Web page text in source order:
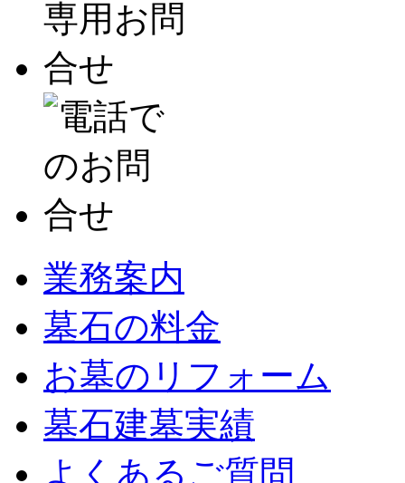
業務案内
墓石の料金
お墓のリフォーム
墓石建墓実績
よくあるご質問